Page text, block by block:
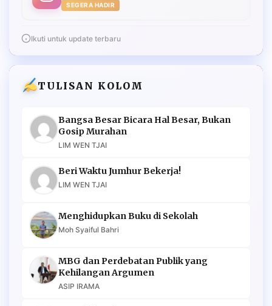
SEGERA HADIR
Ikuti untuk update terbaru
TULISAN KOLOM
Bangsa Besar Bicara Hal Besar, Bukan
Gosip Murahan
LIM WEN TJAI
Beri Waktu Jumhur Bekerja!
LIM WEN TJAI
Menghidupkan Buku di Sekolah
Moh Syaiful Bahri
MBG dan Perdebatan Publik yang
Kehilangan Argumen
ASIP IRAMA